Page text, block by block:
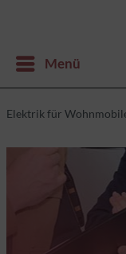
Menü
Elektrik für